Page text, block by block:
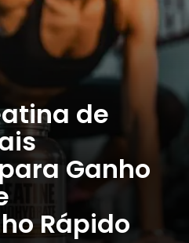
de
Ganho
Rápido